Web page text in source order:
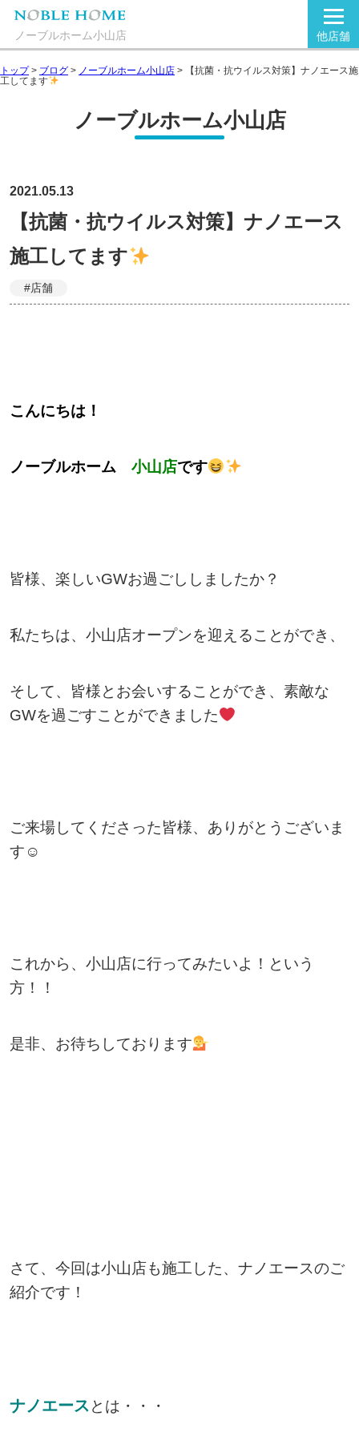
ノーブルホーム小山店 他店舗
トップ> ブログ > ノーブルホーム小山店 >
【抗菌・抗ウイルス対策】ナノエース施
工してます
ノーブルホーム小山店
2021.05.13
【抗菌・抗ウイルス対策】ナノエース
施工してます
#店舗
こんにちは！
ノーブルホーム 小山店です
皆様、楽しいGWお過ごししましたか？
私たちは、小山店オープンを迎えることができ、
そして、皆様とお会いすることができ、素敵な
GWを過ごすことができました
ご来場してくださった皆様、ありがとうございま
す☺
これから、小山店に行ってみたいよ！という
方！！
是非、お待ちしております
さて、今回は小山店も施工した、ナノエースのご
紹介です！
ナノエースとは・・・